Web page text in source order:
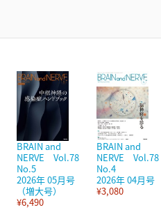
BRAIN and
NERVE Vol.78
No.5
2026年 05月号
（増大号）
¥6,490
BRAIN and
NERVE Vol.78
No.4
2026年 04月号
¥3,080